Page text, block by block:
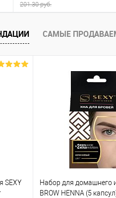
201.30 руб.
В корзину
клик
САМЫЕ
SEXY
Набор для домашнего
BROW HENNA (5